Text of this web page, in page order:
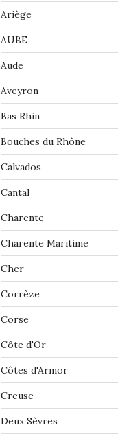
Ariège
AUBE
Aude
Aveyron
Bas Rhin
Bouches du Rhône
Calvados
Cantal
Charente
Charente Maritime
Cher
Corrèze
Corse
Côte d'Or
Côtes d'Armor
Creuse
Deux Sèvres